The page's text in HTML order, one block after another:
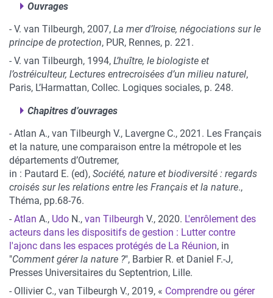
Ouvrages
- V. van Tilbeurgh, 2007, La mer d’Iroise, négociations sur le
principe de protection, PUR, Rennes, p. 221.
- V. van Tilbeurgh, 1994, L’huître, le biologiste et
l’ostréiculteur, Lectures entrecroisées d’un milieu naturel,
Paris, L’Harmattan, Collec. Logiques sociales, p. 248.
Chapitres d’ouvrages
- Atlan A., van Tilbeurgh V., Lavergne C., 2021. Les Français
et la nature, une comparaison entre la métropole et les
départements d’Outre­mer,
in : Pautard E. (ed), Société, nature et biodiversité : regards
croisés sur les relations entre les Français et la nature.,
Théma, pp.68­-76.
- Atlan A., Udo N., van Tilbeurgh V., 2020. L'enrôlement des
acteurs dans les dispositifs de gestion : Lutter contre
l'ajonc dans les espaces protégés de La Réunion, in
"Comment gérer la nature ?", Barbier R. et Daniel F.-J,
Presses Universitaires du Septentrion, Lille.
- Ollivier C., van Tilbeurgh V., 2019, « Comprendre ou gérer